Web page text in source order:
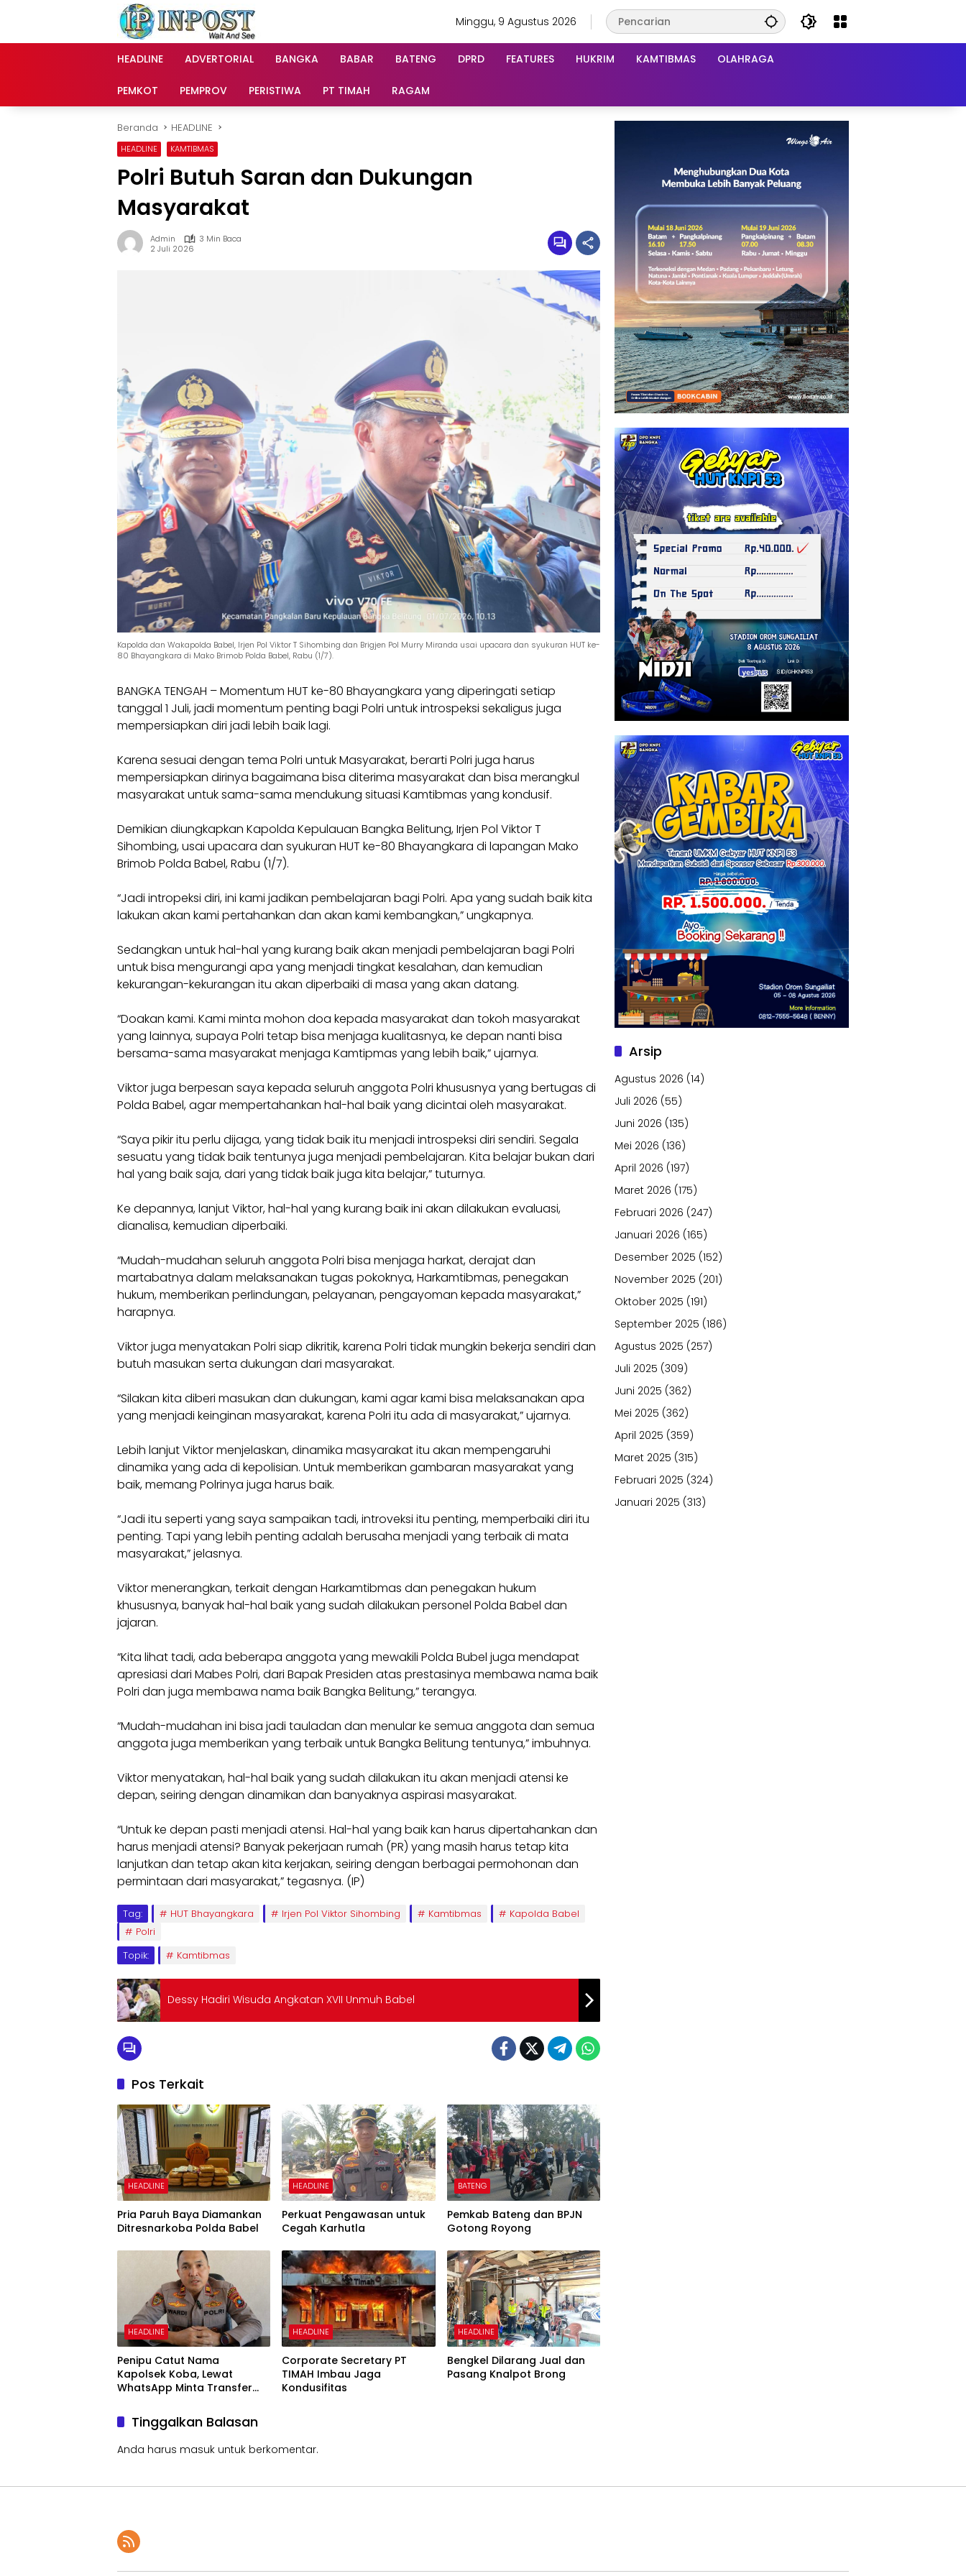
Minggu, 9 Agustus 2026
HEADLINE ADVERTORIAL BANGKA BABAR BATENG DPRD FEATURES HUKRIM KAMTIBMAS OLAHRAGA
PEMKOT PEMPROV PERISTIWA PT TIMAH RAGAM
Beranda HEADLINE
HEADLINE KAMTIBMAS
Polri Butuh Saran dan Dukungan
Masyarakat
Admin
3 Min Baca
2 Juli 2026
Kapolda dan Wakapolda Babel, Irjen Pol Viktor T Sihombing dan Brigjen Pol Murry Miranda usai upacara dan syukuran HUT ke-
80 Bhayangkara di Mako Brimob Polda Babel, Rabu (1/7).
BANGKA TENGAH – Momentum HUT ke-80 Bhayangkara yang diperingati setiap
tanggal 1 Juli, jadi momentum penting bagi Polri untuk introspeksi sekaligus juga
mempersiapkan diri jadi lebih baik lagi.
Karena sesuai dengan tema Polri untuk Masyarakat, berarti Polri juga harus
mempersiapkan dirinya bagaimana bisa diterima masyarakat dan bisa merangkul
masyarakat untuk sama-sama mendukung situasi Kamtibmas yang kondusif.
Demikian diungkapkan Kapolda Kepulauan Bangka Belitung, Irjen Pol Viktor T
Sihombing, usai upacara dan syukuran HUT ke-80 Bhayangkara di lapangan Mako
Brimob Polda Babel, Rabu (1/7).
“Jadi intropeksi diri, ini kami jadikan pembelajaran bagi Polri. Apa yang sudah baik kita
lakukan akan kami pertahankan dan akan kami kembangkan,” ungkapnya.
Sedangkan untuk hal-hal yang kurang baik akan menjadi pembelajaran bagi Polri
untuk bisa mengurangi apa yang menjadi tingkat kesalahan, dan kemudian
kekurangan-kekurangan itu akan diperbaiki di masa yang akan datang.
“Doakan kami. Kami minta mohon doa kepada masyarakat dan tokoh masyarakat
yang lainnya, supaya Polri tetap bisa menjaga kualitasnya, ke depan nanti bisa
bersama-sama masyarakat menjaga Kamtipmas yang lebih baik,” ujarnya.
Viktor juga berpesan saya kepada seluruh anggota Polri khususnya yang bertugas di
Polda Babel, agar mempertahankan hal-hal baik yang dicintai oleh masyarakat.
“Saya pikir itu perlu dijaga, yang tidak baik itu menjadi introspeksi diri sendiri. Segala
sesuatu yang tidak baik tentunya juga menjadi pembelajaran. Kita belajar bukan dari
hal yang baik saja, dari yang tidak baik juga kita belajar,” tuturnya.
Ke depannya, lanjut Viktor, hal-hal yang kurang baik ini akan dilakukan evaluasi,
dianalisa, kemudian diperbaiki.
“Mudah-mudahan seluruh anggota Polri bisa menjaga harkat, derajat dan
martabatnya dalam melaksanakan tugas pokoknya, Harkamtibmas, penegakan
hukum, memberikan perlindungan, pelayanan, pengayoman kepada masyarakat,”
harapnya.
Viktor juga menyatakan Polri siap dikritik, karena Polri tidak mungkin bekerja sendiri dan
butuh masukan serta dukungan dari masyarakat.
“Silakan kita diberi masukan dan dukungan, kami agar kami bisa melaksanakan apa
yang menjadi keinginan masyarakat, karena Polri itu ada di masyarakat,” ujarnya.
Lebih lanjut Viktor menjelaskan, dinamika masyarakat itu akan mempengaruhi
dinamika yang ada di kepolisian. Untuk memberikan gambaran masyarakat yang
baik, memang Polrinya juga harus baik.
“Jadi itu seperti yang saya sampaikan tadi, introveksi itu penting, memperbaiki diri itu
penting. Tapi yang lebih penting adalah berusaha menjadi yang terbaik di mata
masyarakat,” jelasnya.
Viktor menerangkan, terkait dengan Harkamtibmas dan penegakan hukum
khususnya, banyak hal-hal baik yang sudah dilakukan personel Polda Babel dan
jajaran.
“Kita lihat tadi, ada beberapa anggota yang mewakili Polda Bubel juga mendapat
apresiasi dari Mabes Polri, dari Bapak Presiden atas prestasinya membawa nama baik
Polri dan juga membawa nama baik Bangka Belitung,” terangya.
“Mudah-mudahan ini bisa jadi tauladan dan menular ke semua anggota dan semua
anggota juga memberikan yang terbaik untuk Bangka Belitung tentunya,” imbuhnya.
Viktor menyatakan, hal-hal baik yang sudah dilakukan itu akan menjadi atensi ke
depan, seiring dengan dinamikan dan banyaknya aspirasi masyarakat.
“Untuk ke depan pasti menjadi atensi. Hal-hal yang baik kan harus dipertahankan dan
harus menjadi atensi? Banyak pekerjaan rumah (PR) yang masih harus tetap kita
lanjutkan dan tetap akan kita kerjakan, seiring dengan berbagai permohonan dan
permintaan dari masyarakat,” tegasnya. (IP)
Tag: HUT Bhayangkara Irjen Pol Viktor Sihombing Kamtibmas
Kapolda Babel
Polri
Topik:
Kamtibmas
Dessy Hadiri Wisuda Angkatan XVII Unmuh Babel
Pos Terkait
HEADLINE
Pria Paruh Baya Diamankan
Ditresnarkoba Polda Babel
HEADLINE
Perkuat Pengawasan untuk
Cegah Karhutla
BATENG
Pemkab Bateng dan BPJN
Gotong Royong
HEADLINE
Penipu Catut Nama
Kapolsek Koba, Lewat
WhatsApp Minta Transfer
HEADLINE
Corporate Secretary PT
TIMAH Imbau Jaga
Kondusifitas
HEADLINE
Bengkel Dilarang Jual dan
Pasang Knalpot Brong
Tinggalkan Balasan
Anda harus masuk untuk berkomentar.
Arsip
Agustus 2026 (14)
Juli 2026 (55)
Juni 2026 (135)
Mei 2026 (136)
April 2026 (197)
Maret 2026 (175)
Februari 2026 (247)
Januari 2026 (165)
Desember 2025 (152)
November 2025 (201)
Oktober 2025 (191)
September 2025 (186)
Agustus 2025 (257)
Juli 2025 (309)
Juni 2025 (362)
Mei 2025 (362)
April 2025 (359)
Maret 2025 (315)
Februari 2025 (324)
Januari 2025 (313)